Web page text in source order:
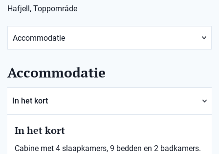
Hafjell, Toppområde
Accommodatie
In het kort
In het kort
Cabine met 4 slaapkamers, 9 bedden en 2 badkamers.